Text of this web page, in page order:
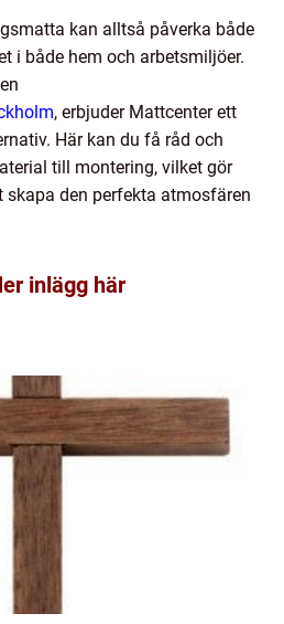
kan alltså påverka både
i både hem och arbetsmiljöer.
, erbjuder Mattcenter ett
Här kan du få råd och
till montering, vilket gör
skapa den perfekta atmosfären
inlägg här